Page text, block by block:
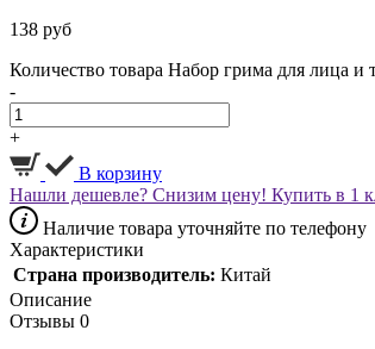
138 руб
Количество товара Набор грима для лица
-
+
В корзину
Нашли дешевле? Снизим цену! Купить в 1
Наличие товара уточняйте по телефону
Характеристики
Страна производитель: Китай
Описание
Отзывы 0